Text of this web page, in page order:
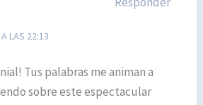
LAS 22:13
Tus palabras me animan a
sobre este espectacular